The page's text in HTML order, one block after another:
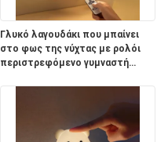
Γλυκό λαγουδάκι που μπαίνει
στο φως της νύχτας με ρολόι
περιστρεφόμενο γυμναστή